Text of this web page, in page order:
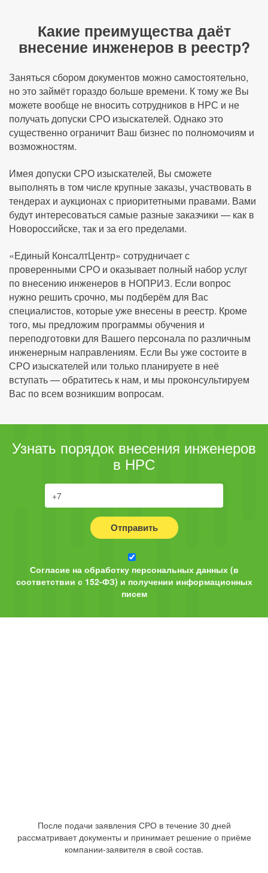
Какие преимущества даёт
внесение инженеров в реестр?
Заняться сбором документов можно самостоятельно,
но это займёт гораздо больше времени. К тому же Вы
можете вообще не вносить сотрудников в НРС и не
получать допуски СРО изыскателей. Однако это
существенно ограничит Ваш бизнес по полномочиям и
возможностям.
Имея допуски СРО изыскателей, Вы сможете
выполнять в том числе крупные заказы, участвовать в
тендерах и аукционах с приоритетными правами. Вами
будут интересоваться самые разные заказчики — как в
Новороссийске, так и за его пределами.
«Единый КонсалтЦентр» сотрудничает с
проверенными СРО и оказывает полный набор услуг
по внесению инженеров в НОПРИЗ. Если вопрос
нужно решить срочно, мы подберём для Вас
специалистов, которые уже внесены в реестр. Кроме
того, мы предложим программы обучения и
переподготовки для Вашего персонала по различным
инженерным направлениям. Если Вы уже состоите в
СРО изыскателей или только планируете в неё
вступать — обратитесь к нам, и мы проконсультируем
Вас по всем возникшим вопросам.
Узнать порядок внесения инженеров
в НРС
Отправить
Согласие на обработку персональных данных (в
соответствии с 152-ФЗ) и получении информационных
писем
После подачи заявления СРО в течение 30 дней
рассматривает документы и принимает решение о приёме
компании-заявителя в свой состав.